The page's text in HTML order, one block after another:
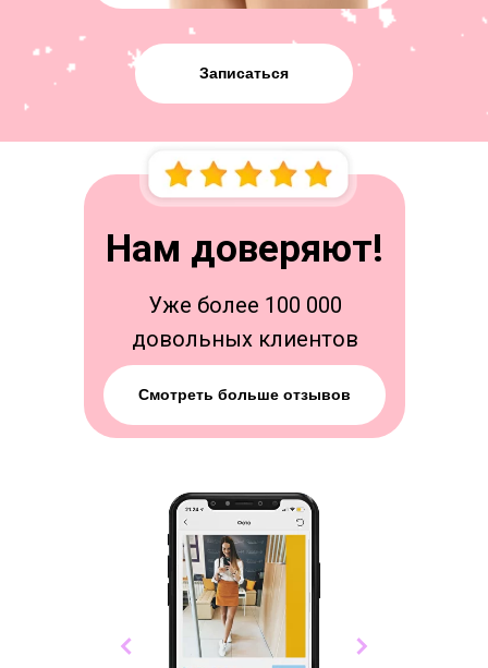
Записаться
Нам доверяют!
Уже более 100 000
довольных клиентов
Смотреть больше отзывов